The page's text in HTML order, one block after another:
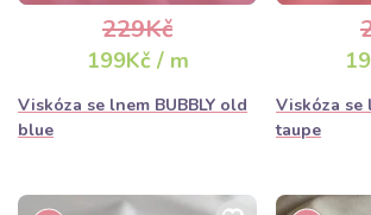
hodin
229Kč
199Kč / m
Viskóza se lnem BUBBLY old
blue
Viskóza se
taupe